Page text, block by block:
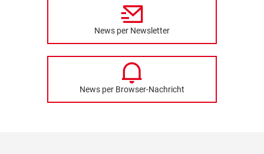
News per Newsletter
News per Browser-Nachricht